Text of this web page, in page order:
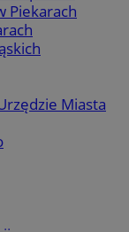
Piekarach
Miasta